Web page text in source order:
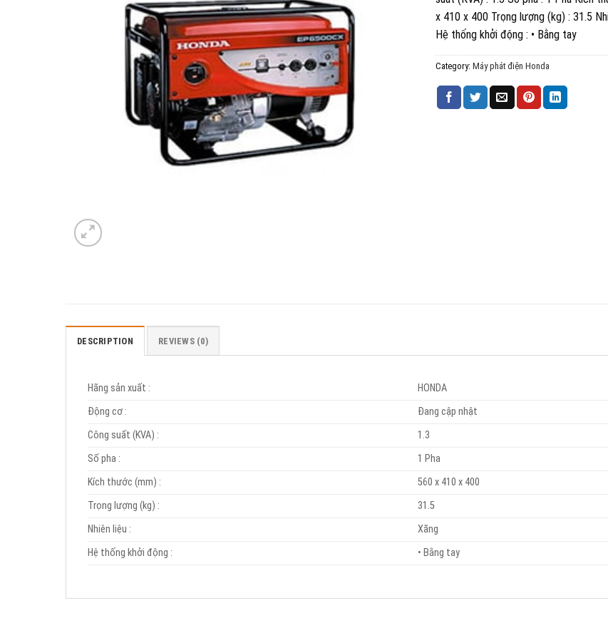
x 410 x 400 Trọng lượng (kg) : 31.5
Hệ thống khởi động : • Bằng tay
Category:Máy phát điện Honda
DESCRIPTION REVIEWS (0)
Hãng sản xuất :
HONDA
Động cơ :
Đang cập nhật
Công suất (KVA) :
1.3
Số pha :
1 Pha
Kích thước (mm) :
560 x 410 x 400
Trọng lượng (kg) :
31.5
Nhiên liệu :
Xăng
Hệ thống khởi động : • Bằng tay